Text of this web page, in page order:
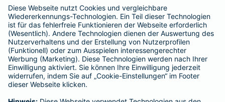
BELIEBTE SEITEN
Kranken-Zusatzversicherung
Tierversicherungen
Haftpflichtversicherung
Hausratversicherung